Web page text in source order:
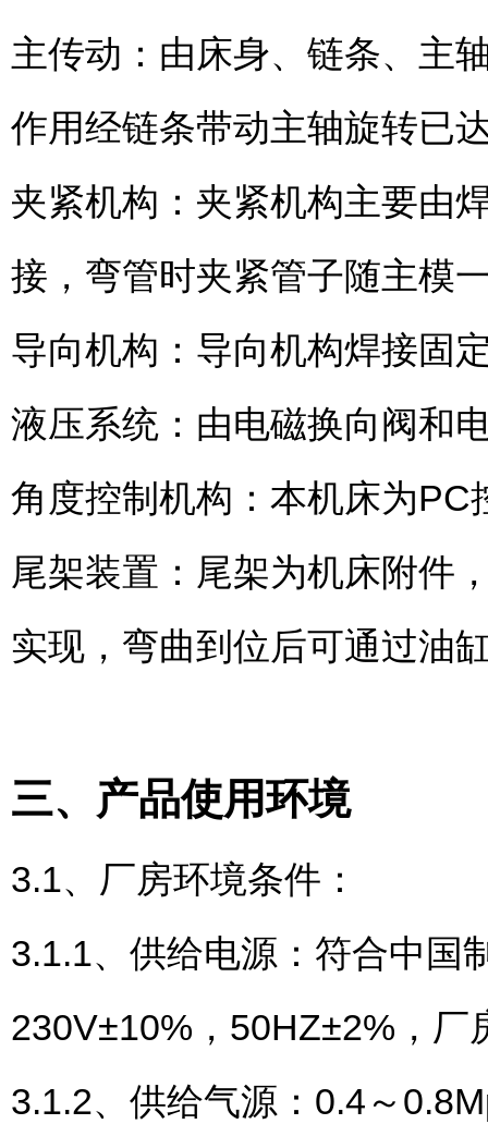
主传动：由床身、链条、主
作用经链条带动主轴旋转已
夹紧机构：夹紧机构主要由
接，弯管时夹紧管子随主模
导向机构：导向机构焊接固
液压系统：由电磁换向阀和
角度控制机构：本机床为
尾架装置：尾架为机床附件
实现，弯曲到位后可通过油
三、产品使用环境
3.1、厂房环境条件：
3.1.1、供给电源：符合中国
230V±10%，50HZ±2%，厂
3.1.2、供给气源：0.4～